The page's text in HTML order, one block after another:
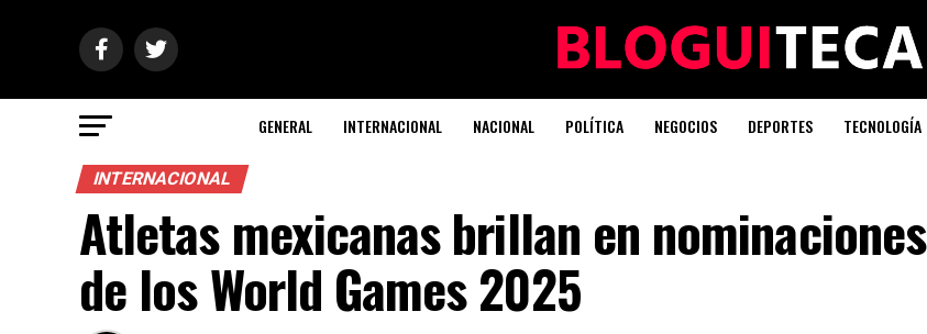
GENERAL INTERNACIONAL NACIONAL POLÍTICA NEGOCIOS DEPORTES TECNOLOGÍA
INTERNACIONAL
Atletas mexicanas brillan en nominaciones
de los World Games 2025